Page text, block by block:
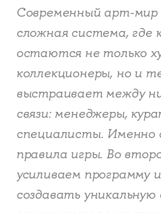
Современный арт-
сложная система, где
остаются не только
коллекционеры, но и
выстраивает между
связи: менеджеры,
специалисты. Именно
правила игры. Во
усиливаем программу
создавать уникальную